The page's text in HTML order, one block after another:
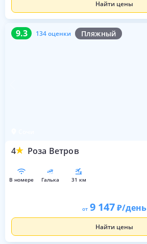
Найти цены
9.3 134 оценки Пляжный
4 Роза Ветров
9.3 134 оценки
в номере галька 31 км
от 9 147 /день
Найти цены